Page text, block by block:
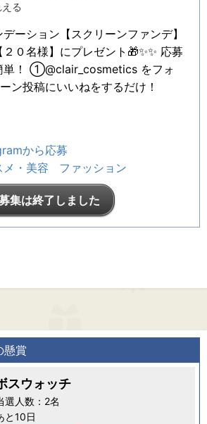
る
ーション【スクリーンファンデ】
０名様】にプレゼント🎁✨✨ 応募
単！ ①@clair_cosmetics をフォ
ン投稿にいいねをするだけ！
から応募
メ・美容 ファッション
集は終了しました
懸賞
スウォッチ
選人数：2名
と10日